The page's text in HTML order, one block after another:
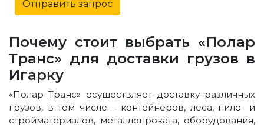
Отправить запрос
Почему стоит выбрать «Полар
Транс» для доставки грузов в
Игарку
«Полар Транс» осуществляет доставку различных
грузов, в том числе – контейнеров, леса, пило- и
стройматериалов, металлопроката, оборудования,